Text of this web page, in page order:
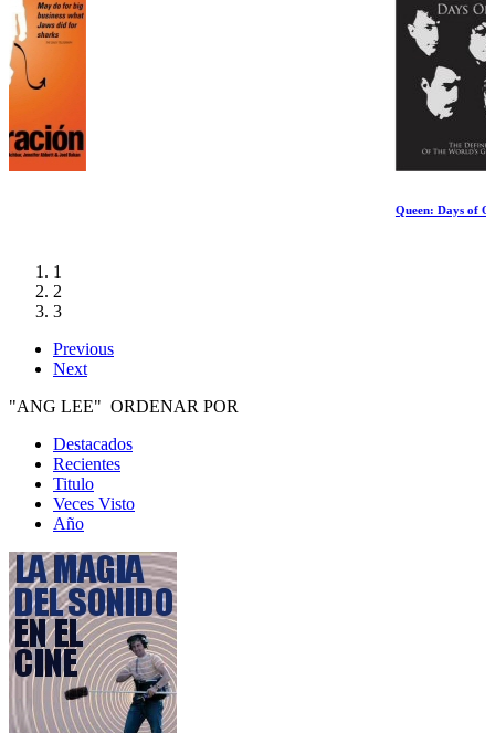
1
2
3
Previous
Next
"ANG LEE" ORDENAR POR
Destacados
Recientes
Titulo
Veces Visto
Año